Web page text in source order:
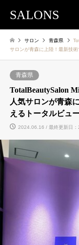
SALONS
サロン 青森県
サロンが青森に上陸！最新技
青森県
TotalBeautySalon
人気サロンが青森
えるトータルビュ
2024.06.16 / 最終更新日